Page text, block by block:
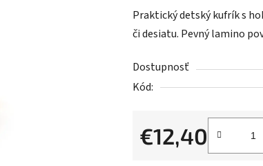
je
0,0
5
hviezdičiek.
Praktický detský kufrík s
či desiatu. Pevný lamino
Dostupnosť
Kód:
€12,40
Jednotková cena: